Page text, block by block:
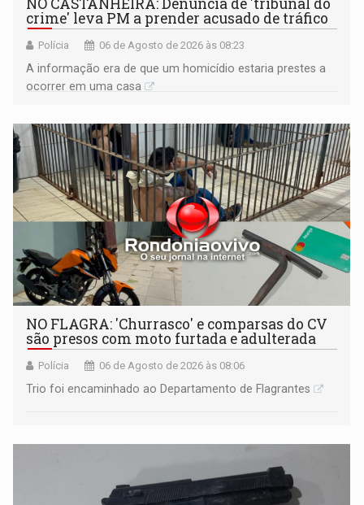
crime' leva PM a prender acusado de tráfico
Polícia 06 de Agosto de 2026 às 08:23
A informação era de que um homicídio estaria prestes a
ocorrer em uma casa
NO FLAGRA: 'Churrasco' e comparsas do CV
são presos com moto furtada e adulterada
Polícia 06 de Agosto de 2026 às 08:06
Trio foi encaminhado ao Departamento de Flagrantes